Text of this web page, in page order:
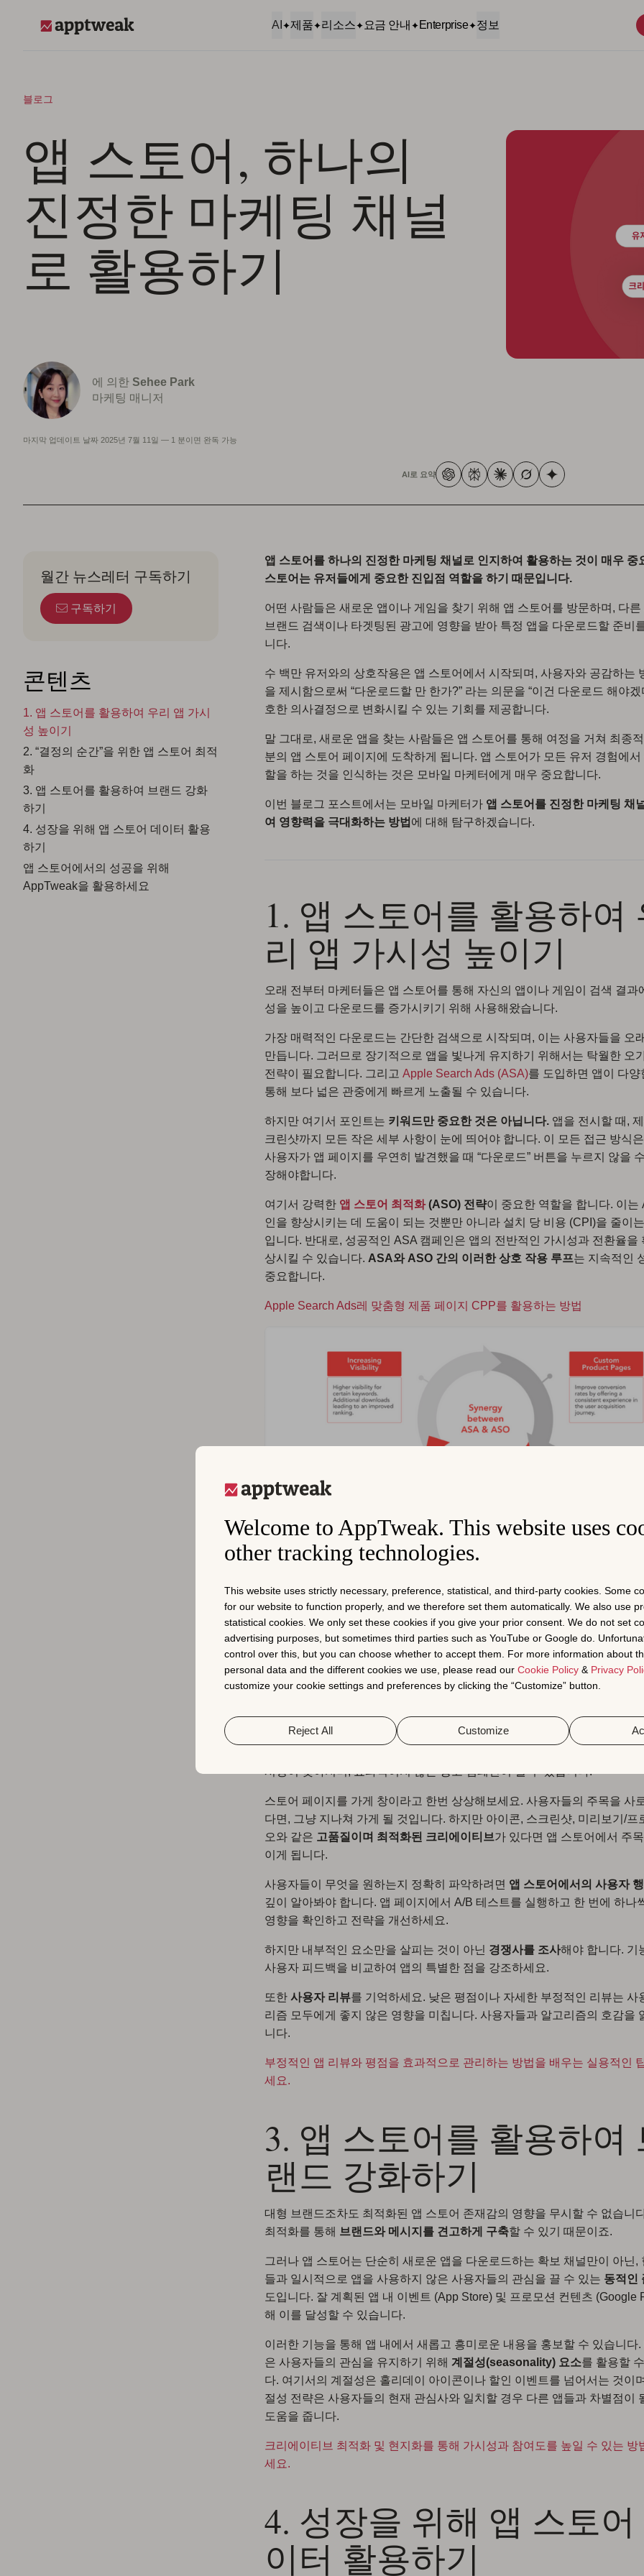
Welcome to AppTweak. This website uses
other tracking technologies.
This website uses strictly necessary, preference, statistical, and third-party cookies. Some
for our website to function properly, and we therefore set them automatically. We also use
statistical cookies. We only set these cookies if you give your prior consent. We do not set
advertising purposes, but sometimes third parties such as YouTube or Google do.
control over this, but you can choose whether to accept them. For more information about
personal data and the different cookies we use, please read our Cookie Policy & Privacy
customize your cookie settings and preferences by clicking the “Customize” button.
Reject All Customize
AI 제품 리소스 요금 안내 Enterprise 정보
블로그
앱 스토어, 하나의
진정한 마케팅 채널
로 활용하기
에 의한 Sehee Park
마케팅 매니저
마지막 업데이트 날짜 2025년 7월 11일 — 1 분이면 완독 가능
AI로 요약
월간 뉴스레터 구독하기
구독하기
콘텐츠
1. 앱 스토어를 활용하여 우리 앱 가시
성 높이기
2. “결정의 순간”을 위한 앱 스토어 최적
화
3. 앱 스토어를 활용하여 브랜드 강화
하기
4. 성장을 위해 앱 스토어 데이터 활용
하기
앱 스토어에서의 성공을 위해
AppTweak을 활용하세요
앱 스토어를 하나의 진정한 마케팅 채널로 인지하여 활용하는 것이 매우 중
스토어는 유저들에게 중요한 진입점 역할을 하기 때문입니다.
어떤 사람들은 새로운 앱이나 게임을 찾기 위해 앱 스토어를 방문하며, 다른
브랜드 검색이나 타겟팅된 광고에 영향을 받아 특정 앱을 다운로드할 준비
니다.
수 백만 유저와의 상호작용은 앱 스토어에서 시작되며, 사용자와 공감하는
을 제시함으로써 “다운로드할 만 한가?” 라는 의문을 “이건 다운로드 해야겠
호한 의사결정으로 변화시킬 수 있는 기회를 제공합니다.
말 그대로, 새로운 앱을 찾는 사람들은 앱 스토어를 통해 여정을 거쳐 최종
분의 앱 스토어 페이지에 도착하게 됩니다. 앱 스토어가 모든 유저 경험에서
할을 하는 것을 인식하는 것은 모바일 마케터에게 매우 중요합니다.
이번 블로그 포스트에서는 모바일 마케터가 앱 스토어를 진정한 마케팅 채
여 영향력을 극대화하는 방법 에 대해 탐구하겠습니다.
1. 앱 스토어를 활용하여
리 앱 가시성 높이기
오래 전부터 마케터들은 앱 스토어를 통해 자신의 앱이나 게임이 검색 결과
성을 높이고 다운로드를 증가시키기 위해 사용해왔습니다.
가장 매력적인 다운로드는 간단한 검색으로 시작되며, 이는 사용자들을 오
만듭니다. 그러므로 장기적으로 앱을 빛나게 유지하기 위해서는 탁월한 오
전략이 필요합니다. 그리고 Apple Search Ads (ASA)를 도입하면 앱이 다양
통해 보다 넓은 관중에게 빠르게 노출될 수 있습니다.
하지만 여기서 포인트는 키워드만 중요한 것은 아닙니다. 앱을 전시할 때,
크린샷까지 모든 작은 세부 사항이 눈에 띄어야 합니다. 이 모든 접근 방식은
사용자가 앱 페이지를 우연히 발견했을 때 “다운로드” 버튼을 누르지 않을
장해야합니다.
여기서 강력한 앱 스토어 최적화(ASO) 전략이 중요한 역할을 합니다. 이는
인을 향상시키는 데 도움이 되는 것뿐만 아니라 설치 당 비용 (CPI)을 줄이
입니다. 반대로, 성공적인 ASA 캠페인은 앱의 전반적인 가시성과 전환율을
상시킬 수 있습니다. ASA와 ASO 간의 이러한 상호 작용 루프는 지속적인
중요합니다.
Apple Search Ads레 맞춤형 제품 페이지 CPP를 활용하는 방법
ASO와 ASA 사이의 시너지 효과 출처: Advanced App Store Optimization
(2022).
2. “결정의 순간”을 위한
스토어 최적화
앱이 대형 브랜드이든 외부 광고에 의존하든 상관없이,
사용자들은 앱 스토
시성이 낮아지며, 효과적이지 않은 광고 캠페인이 될 수 있습니다.
스토어 페이지를 가게 창이라고 한번 상상해보세요. 사용자들의 주목을 사
다면, 그냥 지나쳐 가게 될 것입니다. 하지만 아이콘, 스크린샷, 미리보기/프
오와 같은 고품질이며 최적화된 크리에이티브가 있다면 앱 스토어에서 주
이게 됩니다.
사용자들이 무엇을 원하는지 정확히 파악하려면 앱 스토어에서의 사용자
깊이 알아봐야 합니다. 앱 페이지에서 A/B 테스트를 실행하고 한 번에 하나
영향을 확인하고 전략을 개선하세요.
하지만 내부적인 요소만을 살피는 것이 아닌 경쟁사를 조사해야 합니다. 기
사용자 피드백을 비교하여 앱의 특별한 점을 강조하세요.
또한 사용자 리뷰를 기억하세요. 낮은 평점이나 자세한 부정적인 리뷰는 사
리즘 모두에게 좋지 않은 영향을 미칩니다. 사용자들과 알고리즘의 호감을
니다.
부정적인 앱 리뷰와 평점을 효과적으로 관리하는 방법을 배우는 실용적인
세요.
3. 앱 스토어를 활용하여
랜드 강화하기
대형 브랜드조차도 최적화된 앱 스토어 존재감의 영향을 무시할 수 없습니
최적화를 통해 브랜드와 메시지를 견고하게 구축할 수 있기 때문이죠.
그러나 앱 스토어는 단순히 새로운 앱을 다운로드하는 확보 채널만이 아닌,
들과 일시적으로 앱을 사용하지 않은 사용자들의 관심을 끌 수 있는 동적인
도입니다. 잘 계획된 앱 내 이벤트 (App Store) 및 프로모션 컨텐츠 (Google
해 이를 달성할 수 있습니다.
이러한 기능을 통해 앱 내에서 새롭고 흥미로운 내용을 홍보할 수 있습니다.
은 사용자들의 관심을 유지하기 위해 계절성(seasonality) 요소를 활용할
다. 여기서의 계절성은 홀리데이 아이콘이나 할인 이벤트를 넘어서는 것이
절성 전략은 사용자들의 현재 관심사와 일치할 경우 다른 앱들과 차별점이
도움을 줍니다.
크리에이티브 최적화 및 현지화를 통해 가시성과 참여도를 높일 수 있는 방
세요.
4. 성장을 위해 앱 스토어
이터 활용하기